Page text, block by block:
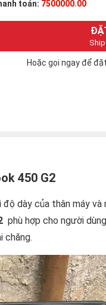
toán: 7500000.00
Hoặc gọi ngay để
450 G2
dày của thân máy và
phù hợp cho người
chăng.